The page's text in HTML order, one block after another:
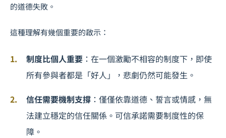
的道德失敗。
這種理解有幾個重要的啟示：
制度比個人重要 ：在一個激勵不相容的制度下，即使
所有參與者都是「好人」，悲劇仍然可能發生。
信任需要機制支撐 ：僅僅依靠道德、誓言或情感，無
法建立穩定的信任關係。可信承諾需要制度性的保
障。